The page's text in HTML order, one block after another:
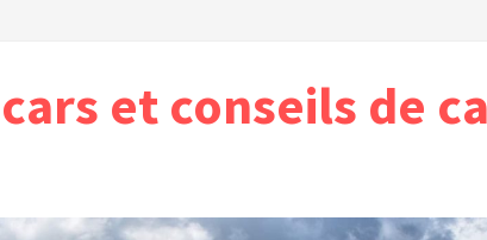
et conseils de